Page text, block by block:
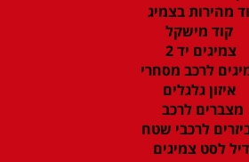
מהירות בצמיג
קוד מישקל
צמיגים יד 2
לרכב מסחרי
איזון גלגלים
מצברים לרכב
לרכבי שטח
דיל לסט צמיגים